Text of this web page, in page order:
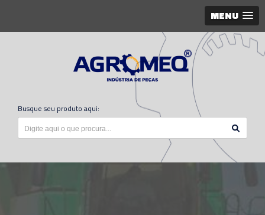
MENU
Busque seu produto aqui: